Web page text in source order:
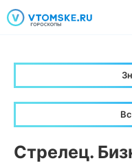
Стрелец.